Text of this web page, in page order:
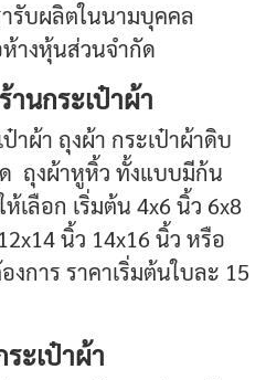
ารับผลิตในนามบุคคล
างหุ้นส่วนจำกัด
านกระเป๋าผ้า
าผ้า ถุงผ้า กระเป๋าผ้าดิบ
ถุงผ้าหูหิ้ว ทั้งแบบมีก้น
เลือก เริ่มต้น 4x6 นิ้ว 6x8
นิ้ว 14x16 นิ้ว หรือ
การ ราคาเริ่มต้นใบละ 15
ะเป๋าผ้า